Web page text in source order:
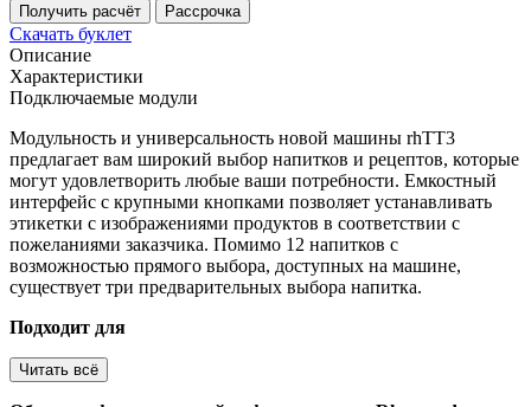
Получить расчёт Рассрочка
Скачать буклет
Описание
Характеристики
Подключаемые модули
Модульность и универсальность новой машины rhTT3
предлагает вам широкий выбор напитков и рецептов, которые
могут удовлетворить любые ваши потребности. Емкостный
интерфейс с крупными кнопками позволяет устанавливать
этикетки с изображениями продуктов в соответствии с
пожеланиями заказчика. Помимо 12 напитков с
возможностью прямого выбора, доступных на машине,
существует три предварительных выбора напитка.
Подходит для
Читать всё